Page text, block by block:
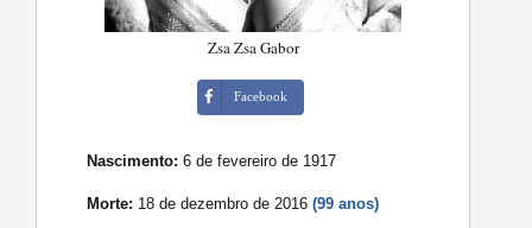
Zsa Zsa Gabor
Facebook
Nascimento: 6 de fevereiro de 1917
Morte: 18 de dezembro de 2016(99 anos)